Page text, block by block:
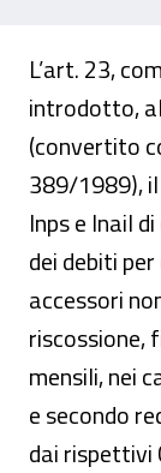
L’art. 23,
introdotto,
(convertito
389/1989),
Inps e Inail
dei debiti
accessori
riscossione,
mensili, nei
e secondo
dai rispettivi